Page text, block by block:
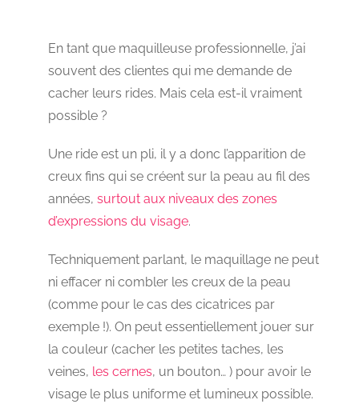
En tant que maquilleuse professionnelle, j’ai
souvent des clientes qui me demande de
cacher leurs rides. Mais cela est-il vraiment
possible ?
Une ride est un pli, il y a donc l’apparition de
creux fins qui se créent sur la peau au fil des
années, surtout aux niveaux des zones
d’expressions du visage.
Techniquement parlant, le maquillage ne peut
ni effacer ni combler les creux de la peau
(comme pour le cas des cicatrices par
exemple !). On peut essentiellement jouer sur
la couleur (cacher les petites taches, les
veines, les cernes, un bouton… ) pour avoir le
visage le plus uniforme et lumineux possible.